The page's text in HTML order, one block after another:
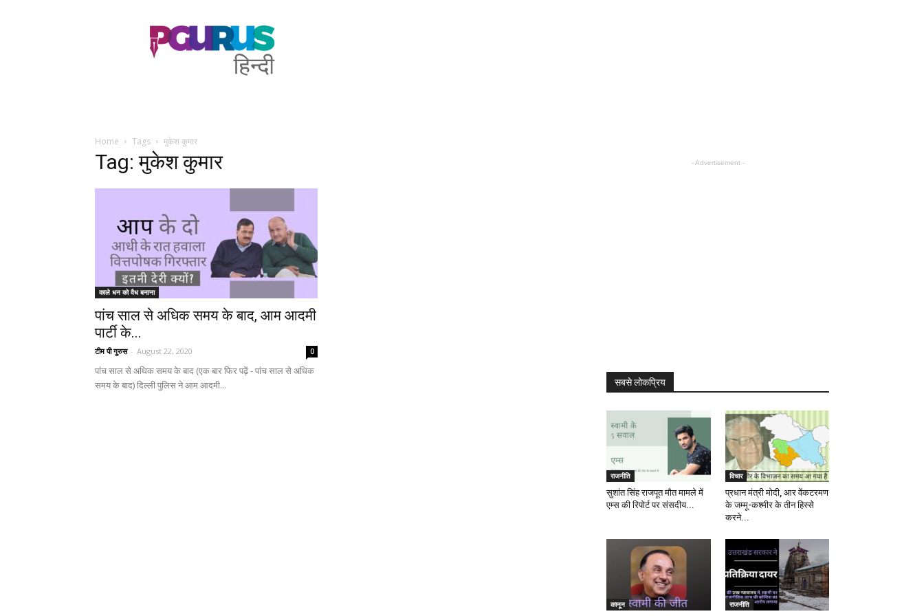
PGurus
Hindi
Home Tags मुकेश कुमार
Tag: मुकेश कुमार
काले धन को वैध बनाना
पांच साल से अधिक समय के बाद, आम आदमी
पार्टी के...
टीम पी गुरुस - August 22, 2020 0
पांच साल से अधिक समय के बाद (एक बार फिर पढ़ें - पांच साल से अधिक
समय के बाद) दिल्ली पुलिस ने आम आदमी...
- Advertisement -
सबसे लोकप्रिय
राजनीति
सुशांत सिंह राजपूत मौत मामले में
एम्स की रिपोर्ट पर संसदीय...
विचार
प्रधान मंत्री मोदी, आर वेंकटरमण
के जम्मू-कश्मीर के तीन हिस्से
करने...
कानून राजनीति